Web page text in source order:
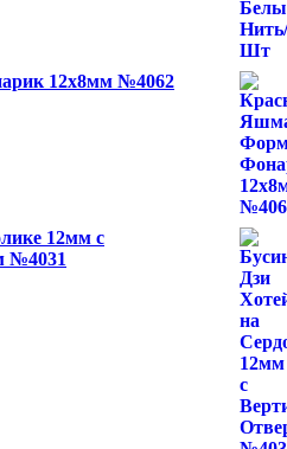
12x8мм №4062
12мм с
№4031